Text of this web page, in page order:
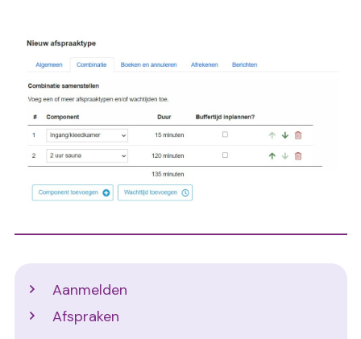
Image
Aanmelden
Afspraken